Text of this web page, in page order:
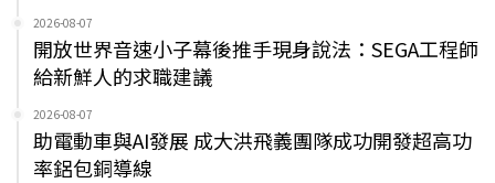
2026-08-07
開放世界音速小子幕後推手現身說法：SEGA工程師
給新鮮人的求職建議
2026-08-07
助電動車與AI發展 成大洪飛義團隊成功開發超高功
率鋁包銅導線